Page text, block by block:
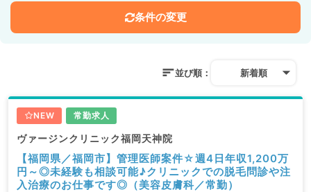
条件の変更
並び順： 新着順
NEW 常勤求人
ヴァージンクリニック福岡天神院
【福岡県／福岡市】管理医師案件☆週4日年収1,200万
円～◎未経験も相談可能♪クリニックでの脱毛問診や注
入治療のお仕事です◎（美容皮膚科／常勤）